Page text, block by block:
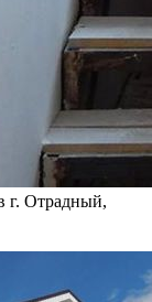
г. Отрадный,